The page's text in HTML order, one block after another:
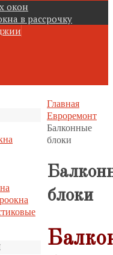
окон
в рассрочку
Главная
Евроремонт
Балконные
блоки
блоки